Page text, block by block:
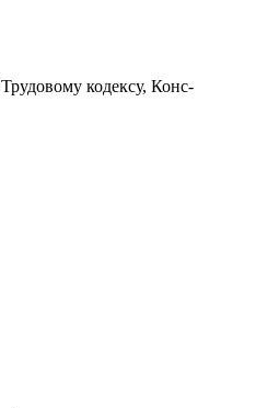
кодексу, Конс-